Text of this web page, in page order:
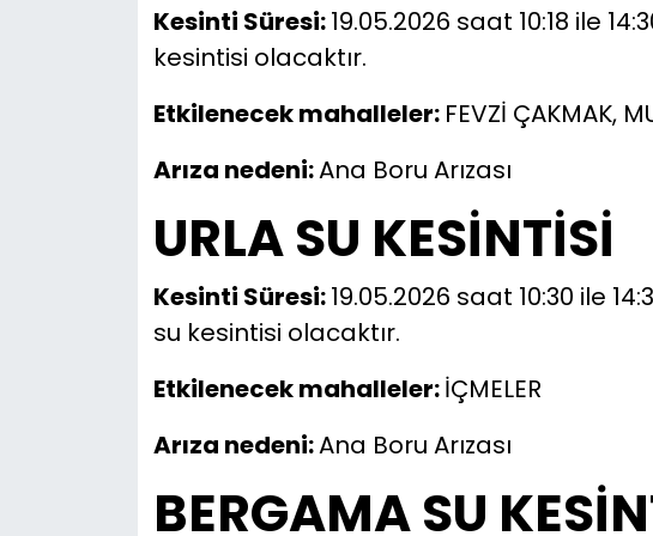
Kesinti Süresi:19.05.2026 saat 10:18 ile
kesintisi olacaktır.
Etkilenecek mahalleler: FEVZİ ÇAKMAK,
Arıza nedeni:Ana Boru Arızası
URLA SU KESİNTİSİ
Kesinti Süresi:19.05.2026 saat 10:30 ile
su kesintisi olacaktır.
Etkilenecek mahalleler:İÇMELER
Arıza nedeni:Ana Boru Arızası
BERGAMA SU